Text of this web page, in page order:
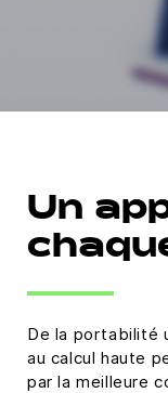
Un
De la portabilité
au calcul haute
par la meilleure